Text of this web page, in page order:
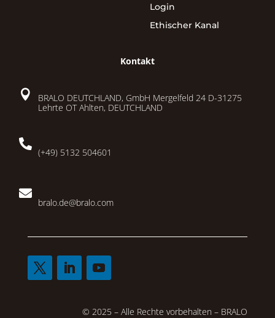
Login
Ethischer Kanal
Kontakt

BRALO DEUTCHLAND, GmbH Mergelfeld 24 D-31275
Lehrte OT Ahlten, DEUTCHLAND

(+49) 5132 504601

bralo.de@bralo.com
© 2025 – Alle Rechte vorbehalten – BRALO